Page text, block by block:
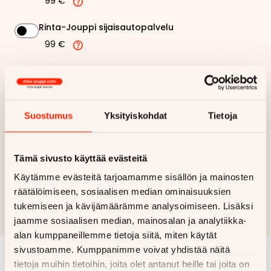
Suostumus Yksityiskohdat Tietoja
Tämä sivusto käyttää evästeitä
Käytämme evästeitä tarjoamamme sisällön ja mainosten
räätälöimiseen, sosiaalisen median ominaisuuksien
tukemiseen ja kävijämäärämme analysoimiseen. Lisäksi
jaamme sosiaalisen median, mainosalan ja analytiikka-
alan kumppaneillemme tietoja siitä, miten käytät
sivustoamme. Kumppanimme voivat yhdistää näitä
tietoja muihin tietoihin, joita olet antanut heille tai joita on
Rinta-Jouppi sijaisautopalvelu
99 €
Kuukausierä 613,05 €
Hae rahoitustarjous
Rahoituslaskelma on suuntaa antava ja edellyttää hyväksytyn
luottopäätöksen ja kaskovakuutuksen.